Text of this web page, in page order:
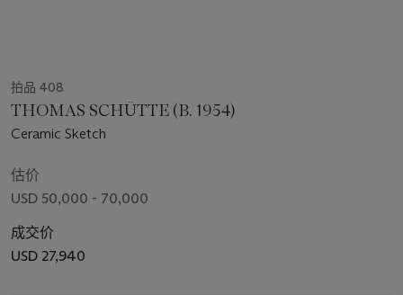
拍品 408
THOMAS SCHÜTTE (B. 1954)
Ceramic Sketch
估价
USD 50,000 - 70,000
成交价
USD 27,940